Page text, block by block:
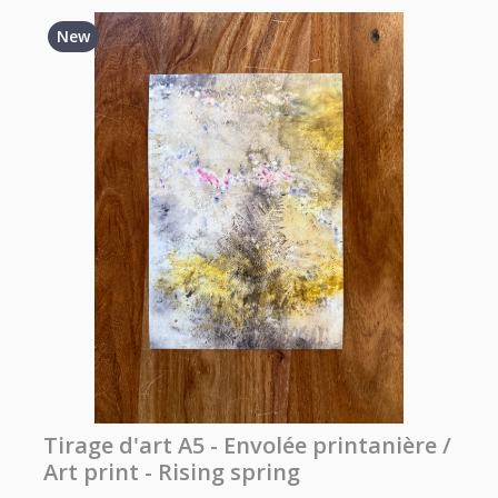
New
Tirage d'art A5 - Envolée printanière /
Art print - Rising spring